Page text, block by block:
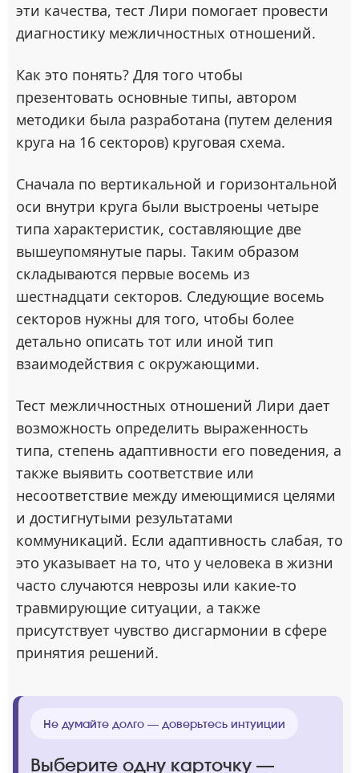
эти качества, тест Лири помогает провести
диагностику межличностных отношений.
Как это понять? Для того чтобы
презентовать основные типы, автором
методики была разработана (путем деления
круга на 16 секторов) круговая схема.
Сначала по вертикальной и горизонтальной
оси внутри круга были выстроены четыре
типа характеристик, составляющие две
вышеупомянутые пары. Таким образом
складываются первые восемь из
шестнадцати секторов. Следующие восемь
секторов нужны для того, чтобы более
детально описать тот или иной тип
взаимодействия с окружающими.
Тест межличностных отношений Лири дает
возможность определить выраженность
типа, степень адаптивности его поведения, а
также выявить соответствие или
несоответствие между имеющимися целями
и достигнутыми результатами
коммуникаций. Если адаптивность слабая, то
это указывает на то, что у человека в жизни
часто случаются неврозы или какие-то
травмирующие ситуации, а также
присутствует чувство дисгармонии в сфере
принятия решений.
Не думайте долго — доверьтесь интуиции
Выберите одну карточку —